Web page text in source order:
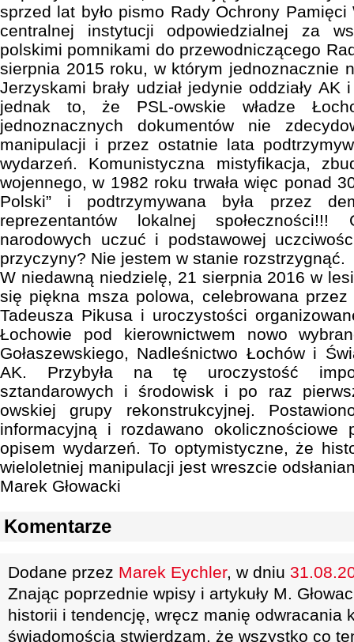
sprzed lat było pismo Rady Ochrony
centralnej instytucji odpowiedzialnej za
polskimi pomnikami do przewodniczącego
sierpnia 2015 roku, w którym jednoznacznie
Jerzyskami brały udział jedynie oddziały
jednak to, że PSL-owskie władze
jednoznacznych dokumentów nie
manipulacji i przez ostatnie lata
wydarzeń. Komunistyczna mistyfikacja,
wojennego, w 1982 roku trwała więc ponad
Polski” i podtrzymywana była przez
reprezentantów lokalnej społeczności!!!
narodowych uczuć i podstawowej
przyczyny? Nie jestem w stanie rozstrzygnąć.
W niedawną niedzielę, 21 sierpnia 2016 w
się piękna msza polowa, celebrowana
Tadeusza Pikusa i uroczystości
Łochowie pod kierownictwem nowo
Gołaszewskiego, Nadleśnictwo Łochów i
AK. Przybyła na tę uroczystość
sztandarowych i środowisk i po raz
owskiej grupy rekonstrukcyjnej.
informacyjną i rozdawano okolicznościowe
opisem wydarzeń. To optymistyczne, że
wieloletniej manipulacji jest wreszcie
Marek Głowacki
Komentarze
Dodane przez Marek Eychler, w dniu
Znając poprzednie wpisy i artykuły M.
historii i tendencję, wręcz manię odwracania
świadomością stwierdzam, że wszystko co